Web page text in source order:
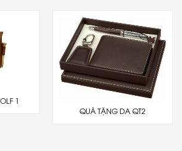
1
QUÀ TẶNG DA QT2